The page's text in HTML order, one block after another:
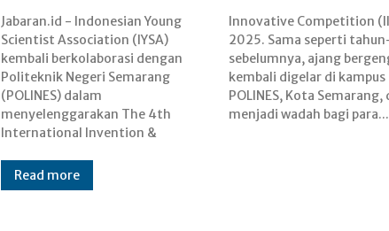
Jabaran.id - Indonesian Young
Scientist Association (IYSA)
kembali berkolaborasi dengan
Politeknik Negeri Semarang
(POLINES) dalam
menyelenggarakan The 4th
International Invention &
Innovative Competition (IIIEX)
2025. Sama seperti tahun-tahun
sebelumnya, ajang bergengsi ini
kembali digelar di kampus
POLINES, Kota Semarang, dan
menjadi wadah bagi para...
Read more